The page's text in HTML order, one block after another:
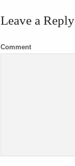
Leave a Reply
Comment